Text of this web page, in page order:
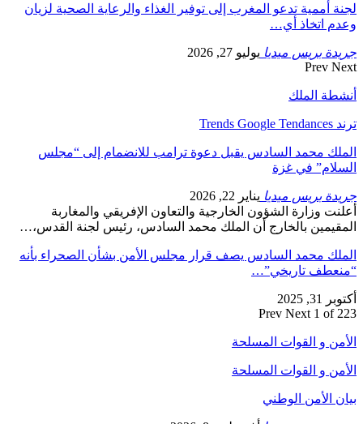
لجنة أممية تدعو المغرب إلى توفير الغذاء والرعاية الصحية لزيان
وعدم اتخاذ أي…
جريدة بريس ميديا يوليو 27, 2026
Prev Next
أنشطة الملك
ترند Trends Google Tendances
الملك محمد السادس يقبل دعوة ترامب للانضمام إلى “مجلس
السلام” في غزة
جريدة بريس ميديا يناير 22, 2026
أعلنت وزارة الشؤون الخارجية والتعاون الإفريقي والمغاربة
المقيمين بالخارج أن الملك محمد السادس، رئيس لجنة القدس،…
الملك محمد السادس يصف قرار مجلس الأمن بشأن الصحراء بأنه
“منعطف تاريخي”…
أكتوبر 31, 2025
Prev Next 1 of 223
الأمن و القوات المسلحة
الأمن و القوات المسلحة
بيان الأمن الوطني